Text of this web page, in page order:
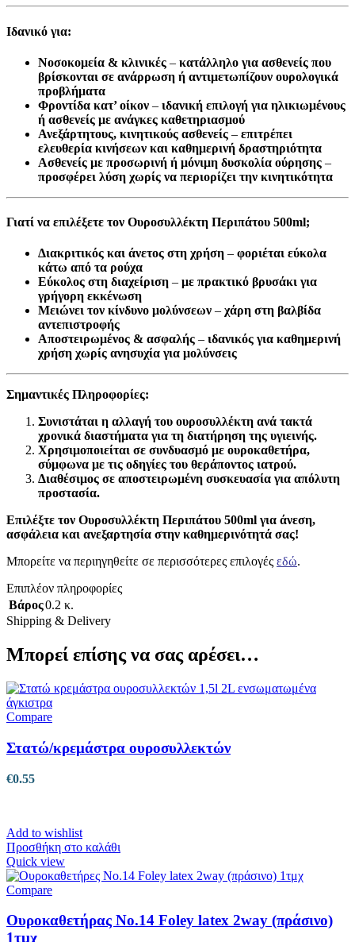
Ιδανικό για:
Νοσοκομεία & κλινικές – κατάλληλο για ασθενείς που
βρίσκονται σε ανάρρωση ή αντιμετωπίζουν ουρολογικά
προβλήματα
Φροντίδα κατ’ οίκον – ιδανική επιλογή για ηλικιωμένους
ή ασθενείς με ανάγκες καθετηριασμού
Ανεξάρτητους, κινητικούς ασθενείς – επιτρέπει
ελευθερία κινήσεων και καθημερινή δραστηριότητα
Ασθενείς με προσωρινή ή μόνιμη δυσκολία ούρησης –
προσφέρει λύση χωρίς να περιορίζει την κινητικότητα
Γιατί να επιλέξετε τον Ουροσυλλέκτη Περιπάτου 500ml;
Διακριτικός και άνετος στη χρήση – φοριέται εύκολα
κάτω από τα ρούχα
Εύκολος στη διαχείριση – με πρακτικό βρυσάκι για
γρήγορη εκκένωση
Μειώνει τον κίνδυνο μολύνσεων – χάρη στη βαλβίδα
αντεπιστροφής
Αποστειρωμένος & ασφαλής – ιδανικός για καθημερινή
χρήση χωρίς ανησυχία για μολύνσεις
Σημαντικές Πληροφορίες:
Συνιστάται η αλλαγή του ουροσυλλέκτη ανά τακτά
χρονικά διαστήματα για τη διατήρηση της υγιεινής.
Χρησιμοποιείται σε συνδυασμό με ουροκαθετήρα,
σύμφωνα με τις οδηγίες του θεράποντος ιατρού.
Διαθέσιμος σε αποστειρωμένη συσκευασία για απόλυτη
προστασία.
Επιλέξτε τον Ουροσυλλέκτη Περιπάτου 500ml για άνεση,
ασφάλεια και ανεξαρτησία στην καθημερινότητά σας!
Μπορείτε να περιηγηθείτε σε περισσότερες επιλογές εδώ.
Επιπλέον πληροφορίες
Βάρος0.2 κ.
Shipping & Delivery
Μπορεί επίσης να σας αρέσει…
Compare
Στατώ/κρεμάστρα ουροσυλλεκτών
€0.55
Add to wishlist
Προσθήκη στο καλάθι
Quick view
Compare
Ουροκαθετήρας No.14 Foley latex 2way (πράσινο)
1τμχ